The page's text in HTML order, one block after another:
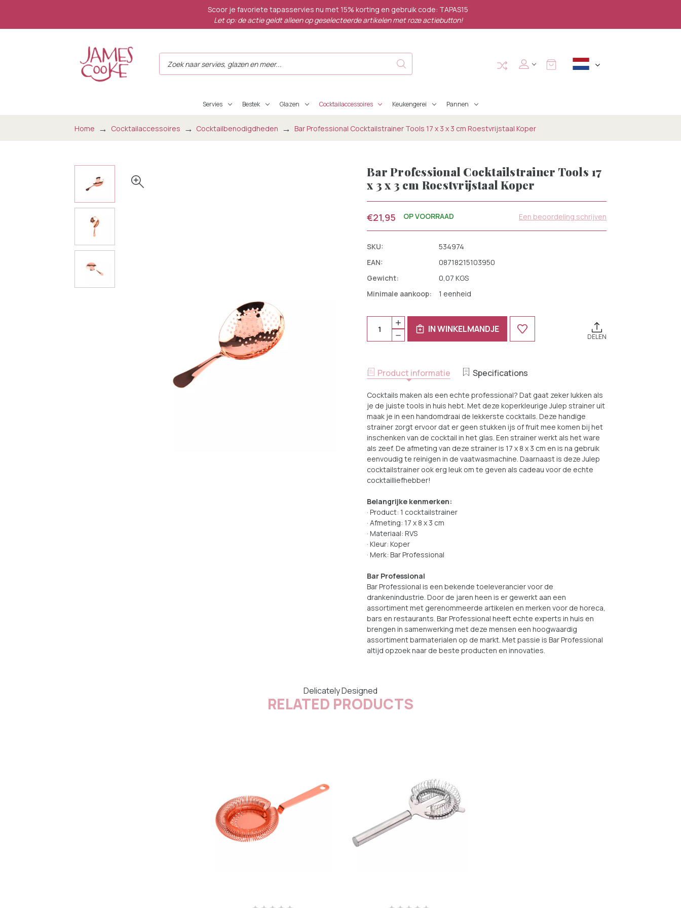
Scoor je favoriete tapasservies nu met 15% korting en gebruik code: TAPAS15
Let op: de actie geldt alleen op geselecteerde artikelen met roze actiebutton!
Servies Bestek Glazen Cocktailaccessoires Keukengerei Pannen
Home Cocktailaccessoires Cocktailbenodigdheden Bar Professional Cocktailstrainer Tools 17 x 3 x 3 cm Roestvrijstaal Koper
Bar Professional Cocktailstrainer Tools 17
x 3 x 3 cm Roestvrijstaal Koper
€21,95 OP VOORRAAD Een beoordeling schrijven
SKU:
534974
EAN:
08718215103950
Gewicht:
0,07 KGS
Minimale aankoop:
1 eenheid
Huidige
Voorraad:
HOEVEELHEID
VERLAGEN
COCKTAILSTRAINER
TOOLS
3
X
3
CM
ROESTVRIJSTAAL
KOPER
HOEVEELHEID
VERHOGEN
VAN
BAR
17
X
X
3
CM
ROESTVRIJSTAAL
KOPER
IN WINKELMANDJE
DELEN
Product informatie Specifications
Cocktails maken als een echte professional? Dat gaat zeker lukken als
je de juiste tools in huis hebt. Met deze koperkleurige Julep strainer uit
maak je in een handomdraai de lekkerste cocktails. Deze handige
strainer zorgt ervoor dat er geen stukken ijs of fruit mee komen bij het
inschenken van de cocktail in het glas. Een strainer werkt als het ware
als zeef. De afmeting van deze strainer is 17 x 8 x 3 cm en is na gebruik
eenvoudig te reinigen in de vaatwasmachine. Daarnaast is deze Julep
cocktailstrainer ook erg leuk om te geven als cadeau voor de echte
cocktailliefhebber!
Belangrijke kenmerken:
· Product: 1 cocktailstrainer
· Afmeting: 17 x 8 x 3 cm
· Materiaal: RVS
· Kleur: Koper
· Merk: Bar Professional
Bar Professional
Bar Professional is een bekende toeleverancier voor de
drankenindustrie. Door de jaren heen is er gewerkt aan een
assortiment met gerenommeerde artikelen en merken voor de horeca,
bars en restaurants. Bar Professional heeft echte experts in huis en
brengen in samenwerking met deze mensen een hoogwaardig
assortiment barmaterialen op de markt. Met passie is Bar Professional
altijd opzoek naar de beste producten en innovaties.
Delicately Designed
RELATED PRODUCTS